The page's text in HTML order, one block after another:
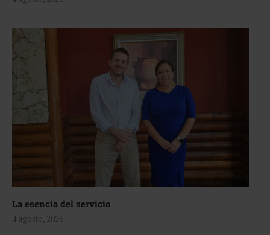
La esencia del servicio
4 agosto, 2026